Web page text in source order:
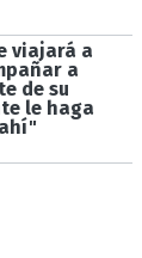
viajará a
a
de su
le haga